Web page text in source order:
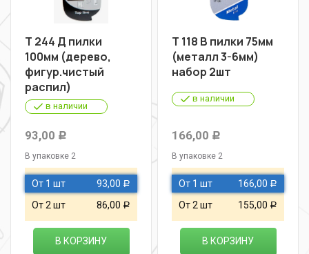
Т 244 Д пилки
100мм (дерево,
фигур.чистый
распил)
в наличии
93,00 Р
В упаковке 2
От 1 шт 93,00 Р
От 2 шт 86,00 Р
В КОРЗИНУ
Т 118 В пилки 75мм
(металл 3-6мм)
набор 2шт
в наличии
166,00 Р
В упаковке 2
От 1 шт 166,00 Р
От 2 шт 155,00 Р
В КОРЗИНУ